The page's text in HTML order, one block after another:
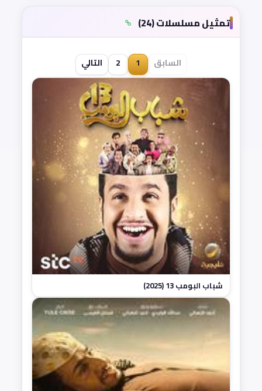
تمثيل مسلسلات (24)
السابق 1
2 التالي
شباب البومب 13 (2025)